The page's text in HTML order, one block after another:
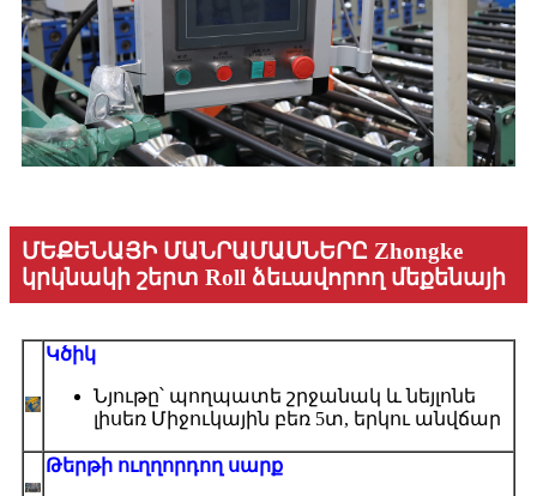
ՄԵՔԵՆԱՅԻ ՄԱՆՐԱՄԱՍՆԵՐԸ Zhongke
կրկնակի շերտ Roll ձեւավորող մեքենայի
Կծիկ
Նյութը՝ պողպատե շրջանակ և նեյլոնե
լիսեռ Միջուկային բեռ 5տ, երկու անվճար
Թերթի ուղղորդող սարք